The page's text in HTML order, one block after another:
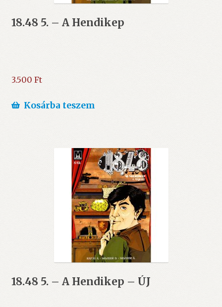
18.48 5. – A Hendikep
3.500 Ft
Kosárba teszem
18.48 5. – A Hendikep – ÚJ